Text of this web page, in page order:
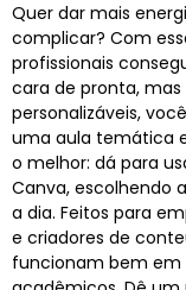
Quer dar mais
complicar? Com
profissionais
cara de pronta, mas
personalizáveis,
uma aula temática
o melhor: dá para
Canva, escolhendo
a dia. Feitos para
e criadores de
funcionam bem em